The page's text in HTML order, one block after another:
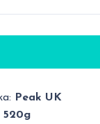
Peak UK
520g